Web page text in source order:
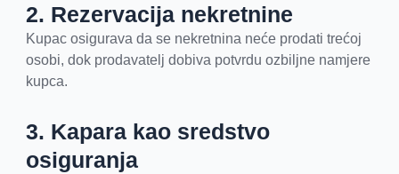
2. Rezervacija nekretnine
Kupac osigurava da se nekretnina neće prodati trećoj
osobi, dok prodavatelj dobiva potvrdu ozbiljne namjere
kupca.
3. Kapara kao sredstvo
osiguranja